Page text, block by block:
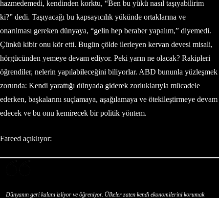
hazmedemedi, kendinden korktu, “Ben bu yükü nasıl taşıyabilirim
ki?” dedi. Taşıyacağı bu kapsayıcılık yükünde ortaklarına ve
onarılması gereken dünyaya, “gelin hep beraber yapalım,” diyemedi.
Çünkü kibir onu kör etti. Bugün çölde ilerleyen kervan devesi misali,
hörgücünden yemeye devam ediyor. Peki yarın ne olacak? Rakipleri
öğrendiler, nelerin yapılabileceğini biliyorlar. ABD bununla yüzleşmek
zorunda: Kendi yarattığı dünyada giderek zorluklarıyla mücadele
ederken, başkalarını suçlamaya, aşağılamaya ve ötekileştirmeye devam
edecek ve bu onu kemirecek bir politik yöntem.
Fareed açıklıyor:
Dünyanın geri kalanı izliyor ve öğreniyor. Ülkeler zaten kendi ekonomilerini korumak